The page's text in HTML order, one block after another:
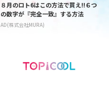
８月のロト6はこの方法で買え!!６つ
の数字が『完全一致』する方法
AD(株式会社MURA)